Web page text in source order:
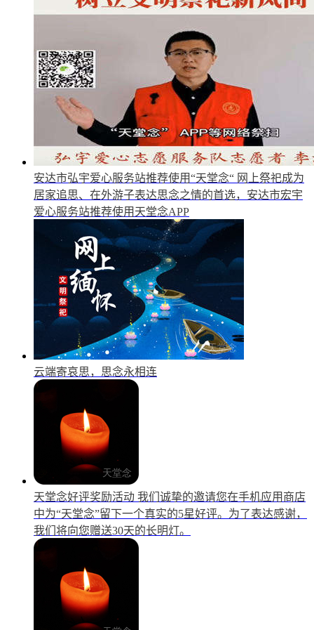
安达市弘宇爱心服务站推荐使用“天堂念“ 网上祭祀成为
居家追思、在外游子表达思念之情的首选，安达市宏宇
爱心服务站推荐使用天堂念APP
云端寄哀思，思念永相连
天堂念好评奖励活动 我们诚挚的邀请您在手机应用商店
中为“天堂念”留下一个真实的5星好评。为了表达感谢，
我们将向您赠送30天的长明灯。